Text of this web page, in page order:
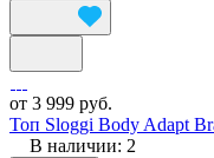
от 3 999 руб.
Топ Sloggi Body Adapt
В наличии: 2